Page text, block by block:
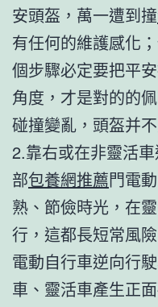
安頭盔，萬一遭到撞
有任何的維護感化
個步驟必定要把平
角度，才是對的的
碰撞變亂，頭盔并
2.靠右或在非靈活
部包養網推薦門電
熟、節儉時光，在
行，這都長短常風
電動自行車逆向行
車、靈活車產生正